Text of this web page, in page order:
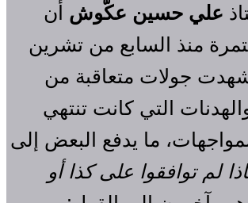
علي حسين عكّوش أن
منذ السابع من تشرين
2023 شهدت جولات متعاقبة من
التي كانت تنتهي
ما يدفع البعض إلى
لم توافقوا على كذا أو